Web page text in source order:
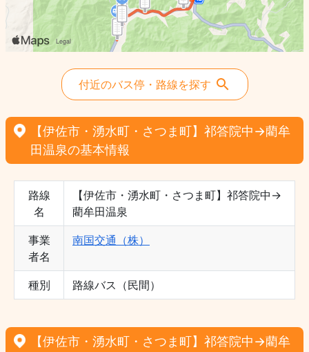
付近のバス停・路線を探す
【伊佐市・湧水町・さつま町】祁答院中→藺牟
田温泉の基本情報
路線
名
【伊佐市・湧水町・さつま町】祁答院中→
藺牟田温泉
事業
者名
南国交通（株）
種別 路線バス（民間）
【伊佐市・湧水町・さつま町】祁答院中→藺牟